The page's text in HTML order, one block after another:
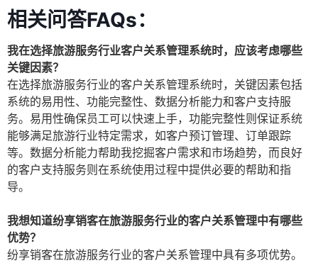
相关问答FAQs：
我在选择旅游服务行业客户关系管理系统时，应该考虑哪些
关键因素？
在选择旅游服务行业的客户关系管理系统时，关键因素包括
系统的易用性、功能完整性、数据分析能力和客户支持服
务。易用性确保员工可以快速上手，功能完整性则保证系统
能够满足旅游行业特定需求，如客户预订管理、订单跟踪
等。数据分析能力帮助我挖掘客户需求和市场趋势，而良好
的客户支持服务则在系统使用过程中提供必要的帮助和指
导。
我想知道纷享销客在旅游服务行业的客户关系管理中有哪些
优势？
纷享销客在旅游服务行业的客户关系管理中具有多项优势。